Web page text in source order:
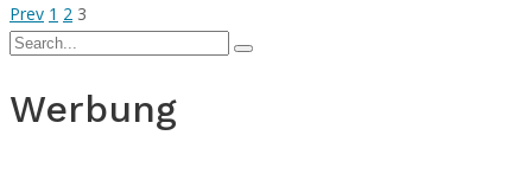
Prev 1 2 3
Werbung